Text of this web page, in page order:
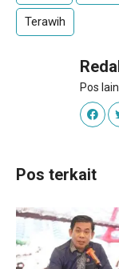
Terawih
Pos
Pos terkait